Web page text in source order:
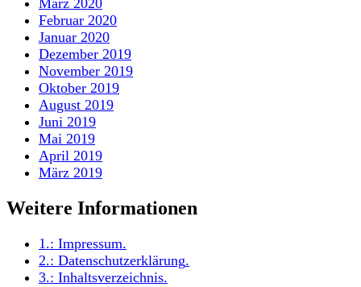
März 2020
Februar 2020
Januar 2020
Dezember 2019
November 2019
Oktober 2019
August 2019
Juni 2019
Mai 2019
April 2019
März 2019
Weitere Informationen
1.: Impressum.
2.: Datenschutzerklärung.
3.: Inhaltsverzeichnis.